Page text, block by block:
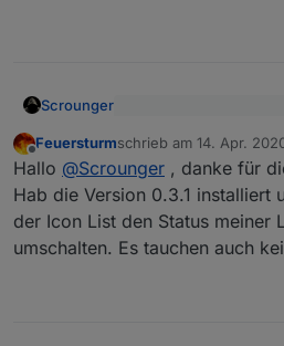
Scrounger
den korrekten type
scheint aber wohl
Das muss ich bei
gegenprüfen
Hab jetzt eingebaut,
Wertes geprüft wird um
handelt.
Da davon quasi jedes
nicht alle testen kann
Bitte teste die aktuelle
Offline
Feuersturmschrieb am 14. Apr.
zuletzt editiert von
Hallo @Scrounger , danke für
Hab die Version 0.3.1 installiert
der Icon List den Status meiner
umschalten. Es tauchen auch